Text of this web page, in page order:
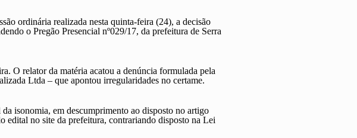
ordinária realizada nesta quinta-feira (24), a decisão
o Pregão Presencial nº029/17, da prefeitura de Serra
O relator da matéria acatou a denúncia formulada pela
Ltda – que apontou irregularidades no certame.
isonomia, em descumprimento ao disposto no artigo
edital no site da prefeitura, contrariando disposto na Lei